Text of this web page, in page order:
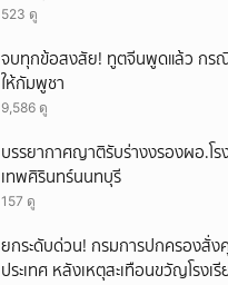
523 ดู
จบทุกข้อสงสัย! ทูตจีนพูดแล้ว กร
ให้กัมพูชา
9,586 ดู
บรรยากาศญาติรับร่างงรองผอ.โร
เทพศิรินทร์นนทบุรี
157 ดู
ยกระดับด่วน! กรมการปกครองสั่ง
ประเทศ หลังเหตุสะเทือนขวัญโรงเ